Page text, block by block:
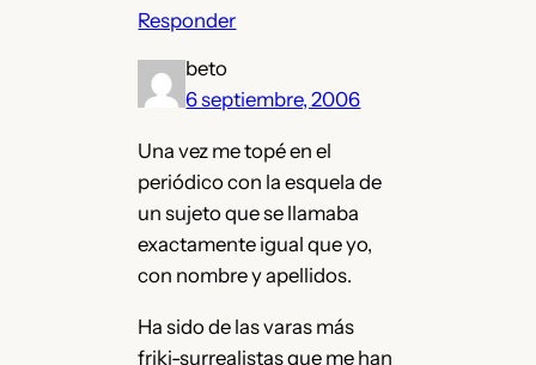
Responder
beto
6 septiembre, 2006
Una vez me topé en el
periódico con la esquela de
un sujeto que se llamaba
exactamente igual que yo,
con nombre y apellidos.
Ha sido de las varas más
friki-surrealistas que me han